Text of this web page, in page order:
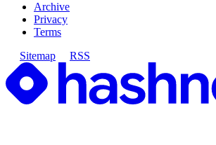
Archive
Privacy
Terms
Sitemap
RSS